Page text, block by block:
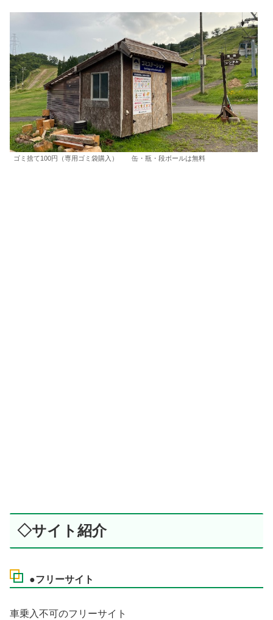
ゴミ捨て100円（専用ゴミ袋購入） 缶・瓶・段ボールは無料
◇サイト紹介
●フリーサイト
車乗入不可のフリーサイト